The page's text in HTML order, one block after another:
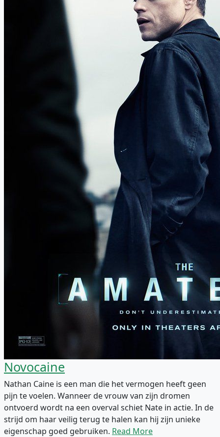
Novocaine
Nathan Caine is een man die het vermogen heeft geen
pijn te voelen. Wanneer de vrouw van zijn dromen
ontvoerd wordt na een overval schiet Nate in actie. In de
strijd om haar veilig terug te halen kan hij zijn unieke
eigenschap goed gebruiken. Read More